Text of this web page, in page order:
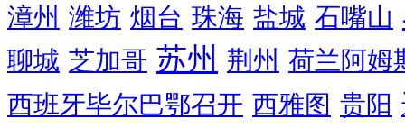
漳州 潍坊 烟台 珠海 盐城 石嘴山
聊城 芝加哥 苏州 荆州 荷兰阿姆
西班牙毕尔巴鄂召开 西雅图 贵阳